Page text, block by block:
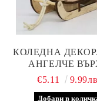
КОЛЕДНА
АНГЕЛЧЕ
ШЕЙНА, МОДЕЛ
€5.11